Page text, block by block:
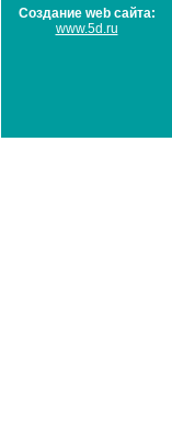
Создание web сайта:
www.5d.ru